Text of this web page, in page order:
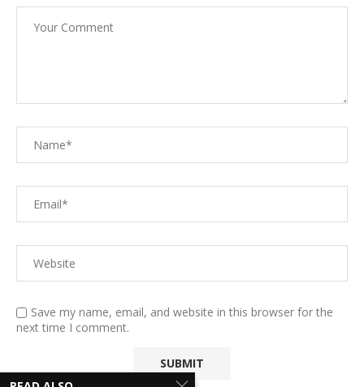
Save my name, email, and website in this browser for the
next time I comment.